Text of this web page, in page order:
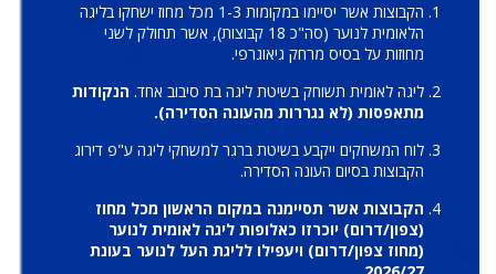
הקבוצות אשר יסיימו במקומות 1-3 מכל מחוז ישחקו בליגה
הלאומית לנוער (סה"כ 18 קבוצות), אשר תחולק לשני
מחוזות על בסיס מרחק גיאוגרפי.
ליגה לאומית תשוחק בשיטת ליגה בת סיבוב אחד. הנקודות
מתאפסות (לא נגררות מהעונה הסדירה).
לוח המשחקים ייקבע בשיטת ברגר למשחקי ליגה ע"פ דירוג
הקבוצות בסיום העונה הסדירה.
הקבוצות אשר תסיימנה במקום הראשון מכל מחוז
(צפון/דרום) יוכרזו כאלופות ליגה לאומית לנוער
(מחוז צפון/דרום) ויעפילו לליגת העל לנוער בעונת